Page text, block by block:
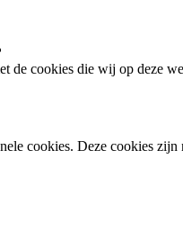
de cookies die wij op deze
cookies. Deze cookies